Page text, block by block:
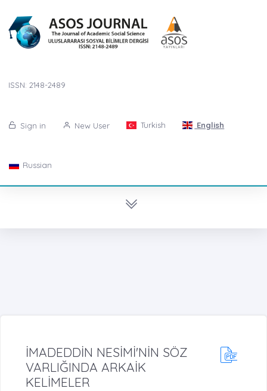
ISSN: 2148-2489
Sign in New User Turkish English
Russian
İMADEDDİN NESİMİ'NİN SÖZ
VARLIĞINDA ARKAİK
KELİMELER